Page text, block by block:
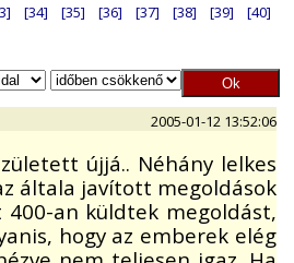
[34] [35] [36] [37] [38] [39]
[40]
2005-01-12 13:52:06
újjá.. Néhány lelkes
általa javított megoldások
an küldtek megoldást,
hogy az emberek elég